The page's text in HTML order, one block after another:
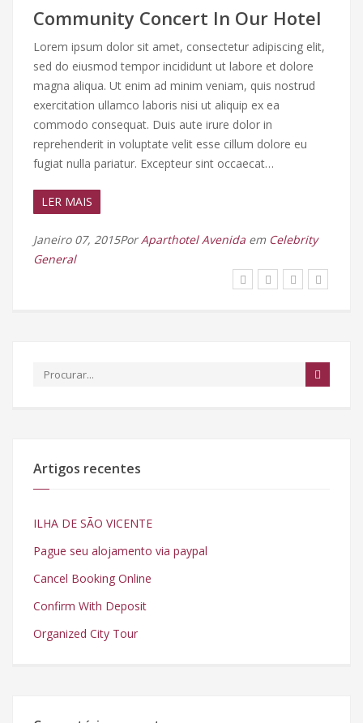
Community Concert In Our Hotel
Lorem ipsum dolor sit amet, consectetur adipiscing elit,
sed do eiusmod tempor incididunt ut labore et dolore
magna aliqua. Ut enim ad minim veniam, quis nostrud
exercitation ullamco laboris nisi ut aliquip ex ea
commodo consequat. Duis aute irure dolor in
reprehenderit in voluptate velit esse cillum dolore eu
fugiat nulla pariatur. Excepteur sint occaecat…
LER MAIS
Janeiro 07, 2015PorAparthotel Avenida em Celebrity
General
Artigos recentes
ILHA DE SÃO VICENTE
Pague seu alojamento via paypal
Cancel Booking Online
Confirm With Deposit
Organized City Tour